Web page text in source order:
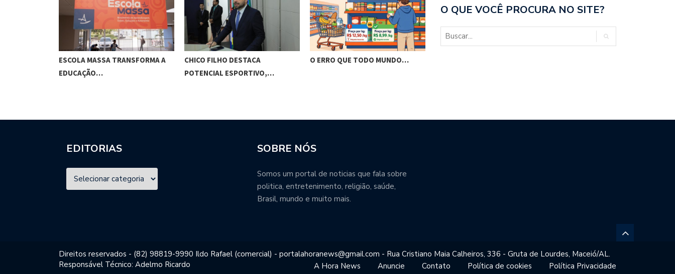
ESCOLA MASSA TRANSFORMA A
EDUCAÇÃO…
CHICO FILHO DESTACA
POTENCIAL ESPORTIVO,…
O ERRO QUE TODO MUNDO…
O QUE VOCÊ PROCURA NO SITE?
EDITORIAS SOBRE NÓS
Somos um portal de noticias que fala sobre
politica, entretenimento, religião, saúde,
Brasil, mundo e muito mais.
Direitos reservados - (82) 98819-9990 Ildo Rafael (comercial) - portalahoranews@gmail.com - Rua Cristiano Maia Calheiros, 336 - Gruta de Lourdes, Maceió/AL.
Responsável Técnico: Adelmo Ricardo
A Hora News Anuncie Contato Política de cookies Política Privacidade